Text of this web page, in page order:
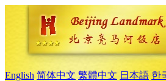
English 简体中文 繁體中文 日本語 한